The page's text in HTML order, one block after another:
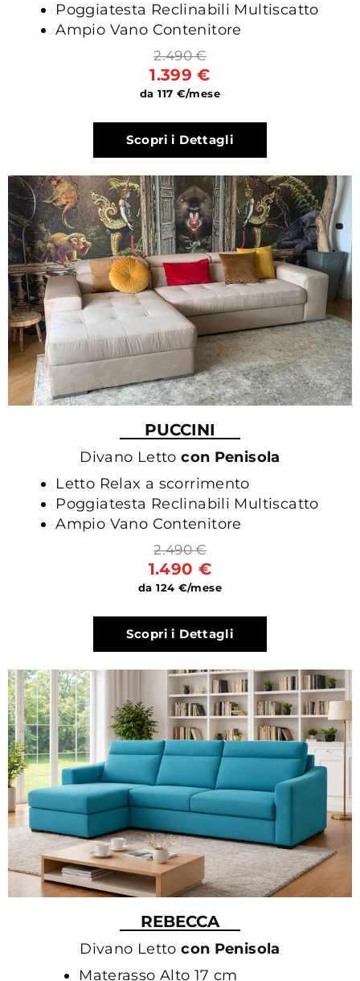
Poggiatesta Reclinabili Multiscatto
Ampio Vano Contenitore
2.490 €
1.399 €
da 117 €/mese
Scopri i Dettagli
PUCCINI
Divano Lettocon Penisola
Letto Relax a scorrimento
Poggiatesta Reclinabili Multiscatto
Ampio Vano Contenitore
2.490 €
1.490 €
da 124 €/mese
Scopri i Dettagli
REBECCA
Divano Lettocon Penisola
Materasso Alto 17 cm